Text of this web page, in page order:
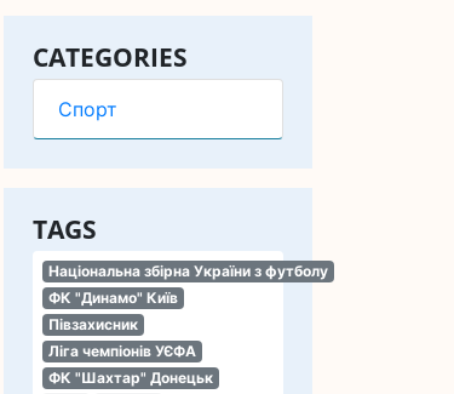
CATEGORIES
Спорт
TAGS
Національна збірна України з футболу
ФК "Динамо" Київ
Півзахисник
Ліга чемпіонів УЄФА
ФК "Шахтар" Донецьк